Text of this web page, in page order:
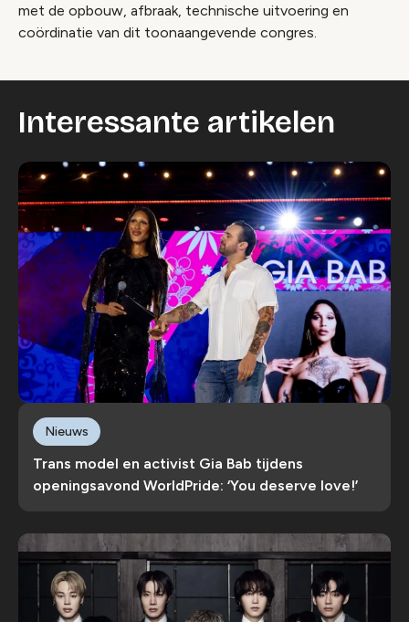
met de opbouw, afbraak, technische uitvoering en
coördinatie van dit toonaangevende congres.
Interessante artikelen
Trans model en activist Gia Bab tijdens
openingsavond WorldPride: ‘You deserve love!’
Nieuws